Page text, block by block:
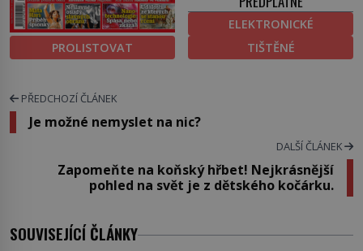
PROLISTOVAT
ELEKTRONICKÉ
TIŠTĚNÉ
PŘEDCHOZÍ ČLÁNEK
Je možné nemyslet na nic?
DALŠÍ ČLÁNEK
Zapomeňte na koňský hřbet! Nejkrásnější
pohled na svět je z dětského kočárku.
SOUVISEJÍCÍ ČLÁNKY